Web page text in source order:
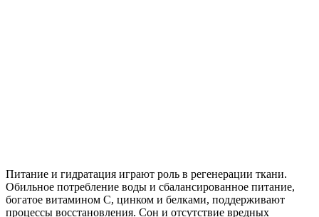
Питание и гидратация играют роль в регенерации ткани.
Обильное потребление воды и сбалансированное питание,
богатое витамином C, цинком и белками, поддерживают
процессы восстановления. Сон и отсутствие вредных